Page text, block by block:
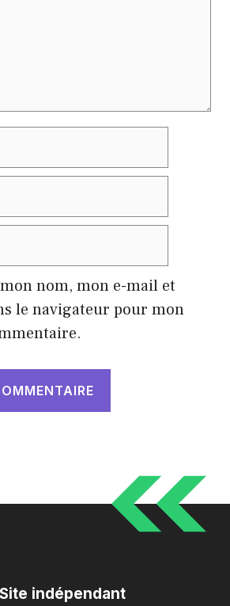
nom, mon e-mail et
le navigateur pour mon
indépendant